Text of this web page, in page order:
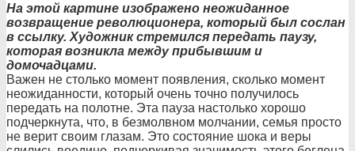
На этой картине изображено неожиданное
возвращение революционера, который был сослан
в ссылку. Художник стремился передать паузу,
которая возникла между прибывшим и
домочадцами.
Важен не столько момент появления, сколько момент
неожиданности, который очень точно получилось
передать на полотне. Эта пауза настолько хорошо
подчеркнута, что, в безмолвном молчании, семья просто
не верит своим глазам. Это состояние шока и веры